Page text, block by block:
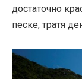
достаточно
песке, тратя